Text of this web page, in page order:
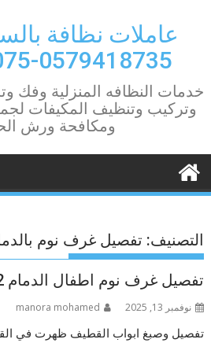
contentعاملات نظافة
0579418735-0549362075
خدمات النظافه المنزلية وفك
وتركيب وتنظيف المكيفات
ومكافحة ورش
التصنيف: تفصيل غرف نوم
تفصيل غرف نوم اطفال الدمام 0533626952
نوفمبر 13, 2025 manora mohamed
تفصيل وصبغ ابواب القطيف ظهرت في